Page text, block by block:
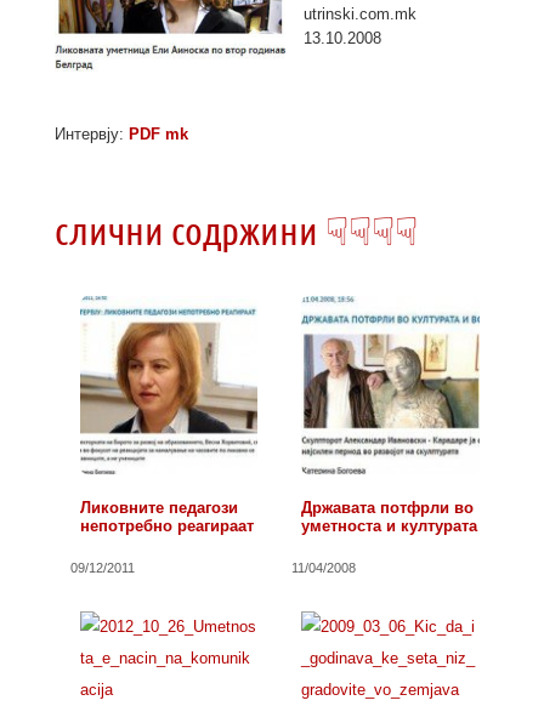
utrinski.com.mk
13.10.2008
Интервју: PDF mk
слични содржини ☟☟☟☟
Ликовните педагози
непотребно реагираат
09/12/2011
Државата потфрли во
уметноста и културата
11/04/2008